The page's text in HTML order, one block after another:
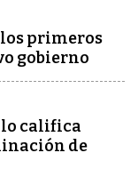
los primeros
gobierno
califica
de